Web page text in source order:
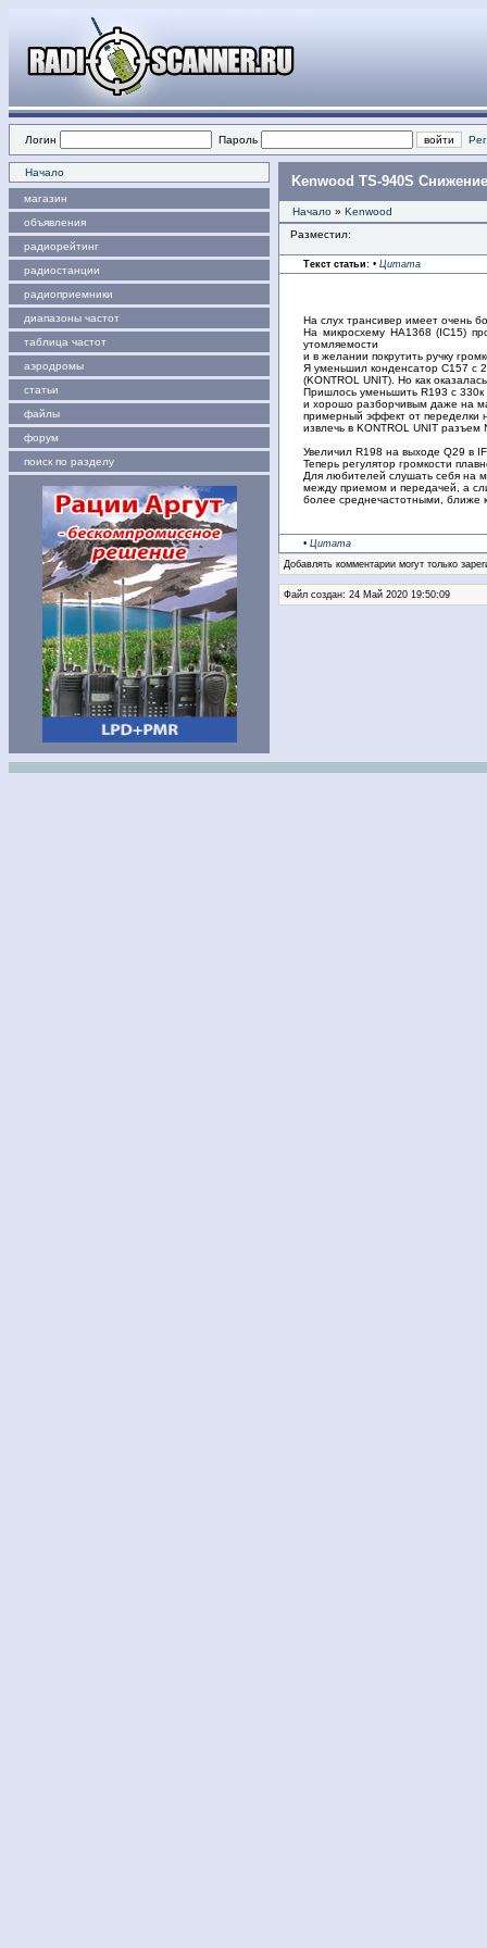
Логин Пароль
Начало
магазин
объявления
радиорейтинг
радиостанции
радиоприемники
диапазоны частот
таблица частот
аэродромы
статьи
файлы
форум
поиск по разделу
Kenwood TS-940S
Начало » Kenwood
Разместил:
Текст статьи: • Цитата
На слух трансивер имеет очень
На микросхему HA1368 (IC15)
утомляемости
и в желании покрутить ручку
Я уменьшил конденсатор C157 с
(KONTROL UNIT). Но как
Пришлось уменьшить R193 с 330к
и хорошо разборчивым даже на
примерный эффект от переделки
извлечь в KONTROL UNIT
Увеличил R198 на выходе Q29 в
Теперь регулятор громкости
Для любителей слушать себя на
между приемом и передачей, а
более среднечастотными, ближе
• Цитата
Добавлять комментарии могут только
Файл создан: 24 Май 2020 19:50:09